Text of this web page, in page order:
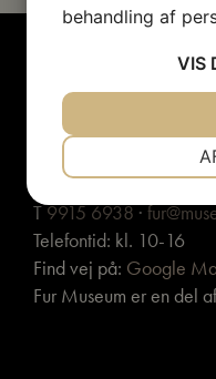
Fur Museum ·
T9915 6938·
Telefontid: kl. 10-16
Find vej på: Google
Fur Museum er en del
behandling af
VIS
MARKETING